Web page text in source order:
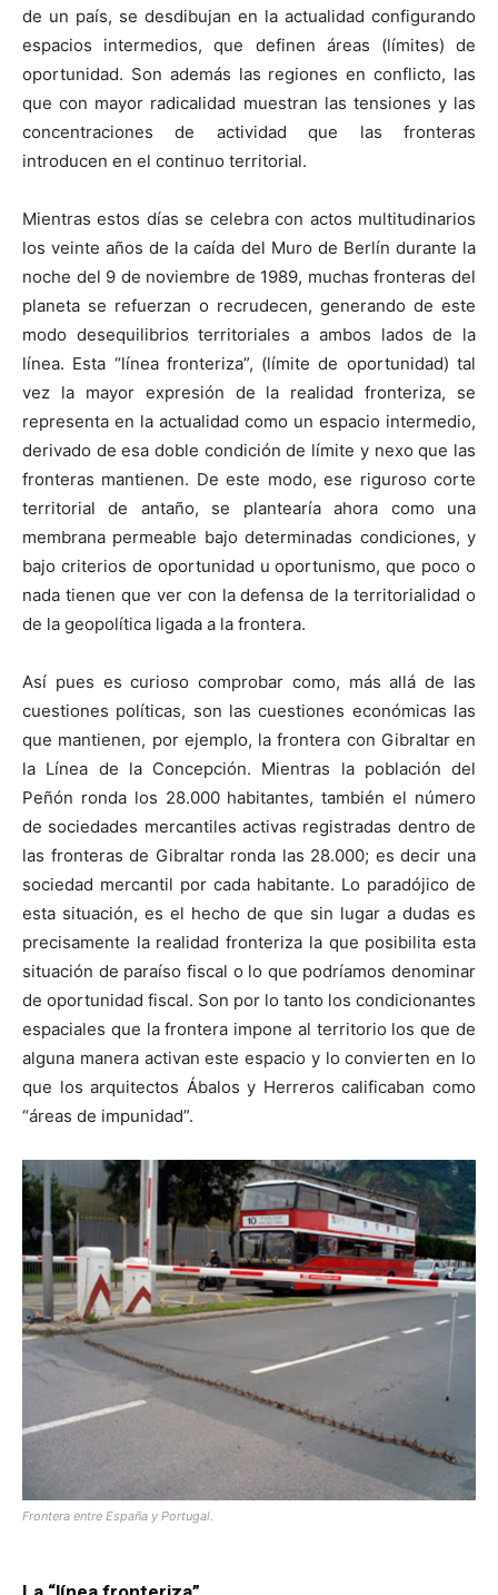
de un país, se desdibujan en la actualidad configurando
espacios intermedios, que definen áreas (límites) de
oportunidad. Son además las regiones en conflicto, las
que con mayor radicalidad muestran las tensiones y las
concentraciones de actividad que las fronteras
introducen en el continuo territorial.
Mientras estos días se celebra con actos multitudinarios
los veinte años de la caída del Muro de Berlín durante la
noche del 9 de noviembre de 1989, muchas fronteras del
planeta se refuerzan o recrudecen, generando de este
modo desequilibrios territoriales a ambos lados de la
línea. Esta “línea fronteriza”, (límite de oportunidad) tal
vez la mayor expresión de la realidad fronteriza, se
representa en la actualidad como un espacio intermedio,
derivado de esa doble condición de límite y nexo que las
fronteras mantienen. De este modo, ese riguroso corte
territorial de antaño, se plantearía ahora como una
membrana permeable bajo determinadas condiciones, y
bajo criterios de oportunidad u oportunismo, que poco o
nada tienen que ver con la defensa de la territorialidad o
de la geopolítica ligada a la frontera.
Así pues es curioso comprobar como, más allá de las
cuestiones políticas, son las cuestiones económicas las
que mantienen, por ejemplo, la frontera con Gibraltar en
la Línea de la Concepción. Mientras la población del
Peñón ronda los 28.000 habitantes, también el número
de sociedades mercantiles activas registradas dentro de
las fronteras de Gibraltar ronda las 28.000; es decir una
sociedad mercantil por cada habitante. Lo paradójico de
esta situación, es el hecho de que sin lugar a dudas es
precisamente la realidad fronteriza la que posibilita esta
situación de paraíso fiscal o lo que podríamos denominar
de oportunidad fiscal. Son por lo tanto los condicionantes
espaciales que la frontera impone al territorio los que de
alguna manera activan este espacio y lo convierten en lo
que los arquitectos Ábalos y Herreros calificaban como
“áreas de impunidad”.
Frontera entre España y Portugal.